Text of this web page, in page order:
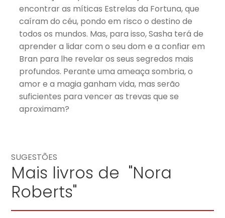
encontrar as míticas Estrelas da Fortuna, que
caíram do céu, pondo em risco o destino de
todos os mundos. Mas, para isso, Sasha terá de
aprender a lidar com o seu dom e a confiar em
Bran para lhe revelar os seus segredos mais
profundos. Perante uma ameaça sombria, o
amor e a magia ganham vida, mas serão
suficientes para vencer as trevas que se
aproximam?
SUGESTÕES
Mais livros de "Nora
Roberts"